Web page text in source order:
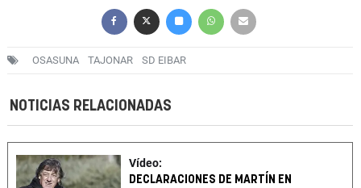
OSASUNA TAJONAR SD EIBAR
NOTICIAS RELACIONADAS
Vídeo:
DECLARACIONES DE MARTÍN EN